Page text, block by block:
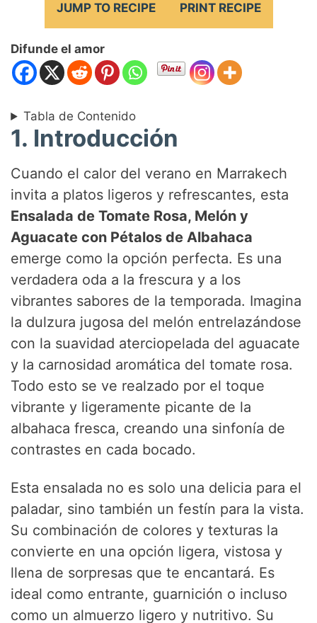
JUMP TO RECIPE PRINT RECIPE
Difunde el amor
Tabla de Contenido
1. Introducción
Cuando el calor del verano en Marrakech
invita a platos ligeros y refrescantes, esta
Ensalada de Tomate Rosa, Melón y
Aguacate con Pétalos de Albahaca
emerge como la opción perfecta. Es una
verdadera oda a la frescura y a los
vibrantes sabores de la temporada. Imagina
la dulzura jugosa del melón entrelazándose
con la suavidad aterciopelada del aguacate
y la carnosidad aromática del tomate rosa.
Todo esto se ve realzado por el toque
vibrante y ligeramente picante de la
albahaca fresca, creando una sinfonía de
contrastes en cada bocado.
Esta ensalada no es solo una delicia para el
paladar, sino también un festín para la vista.
Su combinación de colores y texturas la
convierte en una opción ligera, vistosa y
llena de sorpresas que te encantará. Es
ideal como entrante, guarnición o incluso
como un almuerzo ligero y nutritivo. Su